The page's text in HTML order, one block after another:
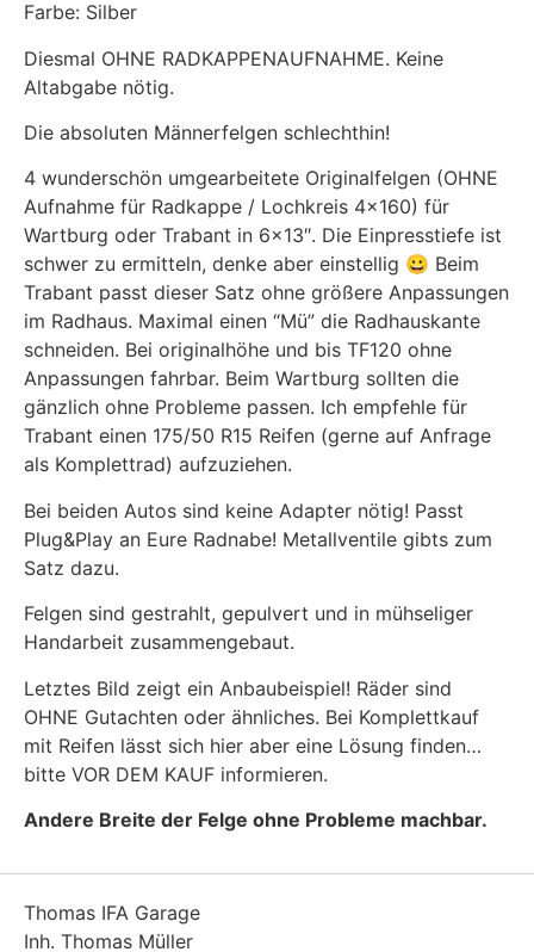
Farbe: Silber
Diesmal OHNE RADKAPPENAUFNAHME. Keine
Altabgabe nötig.
Die absoluten Männerfelgen schlechthin!
4 wunderschön umgearbeitete Originalfelgen (OHNE
Aufnahme für Radkappe / Lochkreis 4×160) für
Wartburg oder Trabant in 6×13″. Die Einpresstiefe ist
schwer zu ermitteln, denke aber einstellig 😀 Beim
Trabant passt dieser Satz ohne größere Anpassungen
im Radhaus. Maximal einen “Mü” die Radhauskante
schneiden. Bei originalhöhe und bis TF120 ohne
Anpassungen fahrbar. Beim Wartburg sollten die
gänzlich ohne Probleme passen. Ich empfehle für
Trabant einen 175/50 R15 Reifen (gerne auf Anfrage
als Komplettrad) aufzuziehen.
Bei beiden Autos sind keine Adapter nötig! Passt
Plug&Play an Eure Radnabe! Metallventile gibts zum
Satz dazu.
Felgen sind gestrahlt, gepulvert und in mühseliger
Handarbeit zusammengebaut.
Letztes Bild zeigt ein Anbaubeispiel! Räder sind
OHNE Gutachten oder ähnliches. Bei Komplettkauf
mit Reifen lässt sich hier aber eine Lösung finden…
bitte VOR DEM KAUF informieren.
Andere Breite der Felge ohne Probleme machbar.
Thomas IFA Garage
Inh. Thomas Müller